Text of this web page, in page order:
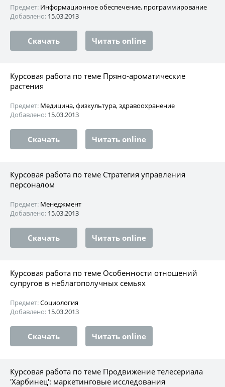
Предмет: Информационное обеспечение, программирование
Добавлено: 15.03.2013
Скачать Читать online
Курсовая работа по теме Пряно-ароматические
растения
Предмет: Медицина, физкультура, здравоохранение
Добавлено: 15.03.2013
Скачать Читать online
Курсовая работа по теме Стратегия управления
персоналом
Предмет: Менеджмент
Добавлено: 15.03.2013
Скачать Читать online
Курсовая работа по теме Особенности отношений
супругов в неблагополучных семьях
Предмет:Социология
Добавлено: 15.03.2013
Скачать Читать online
Курсовая работа по теме Продвижение телесериала
'Харбинец': маркетинговые исследования